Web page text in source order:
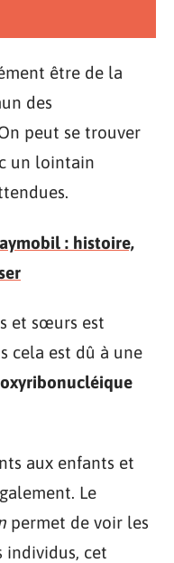
être de la
des
peut se trouver
un lointain
: histoire,
et sœurs est
cela est dû à une
aux enfants et
Le
permet de voir les
individus, cet